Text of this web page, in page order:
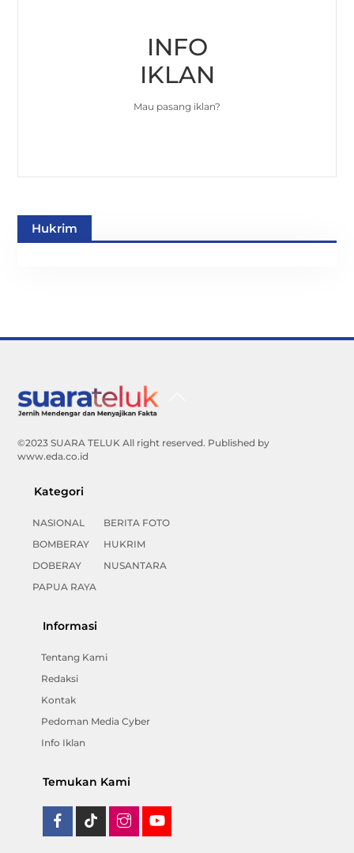
INFO
IKLAN
Mau pasang iklan?
Hukrim
©2023 SUARA TELUK All right reserved. Published by
www.eda.co.id
Kategori
NASIONAL
BOMBERAY
DOBERAY
PAPUA RAYA
BERITA FOTO
HUKRIM
NUSANTARA
Informasi
Tentang Kami
Redaksi
Kontak
Pedoman Media Cyber
Info Iklan
Temukan Kami